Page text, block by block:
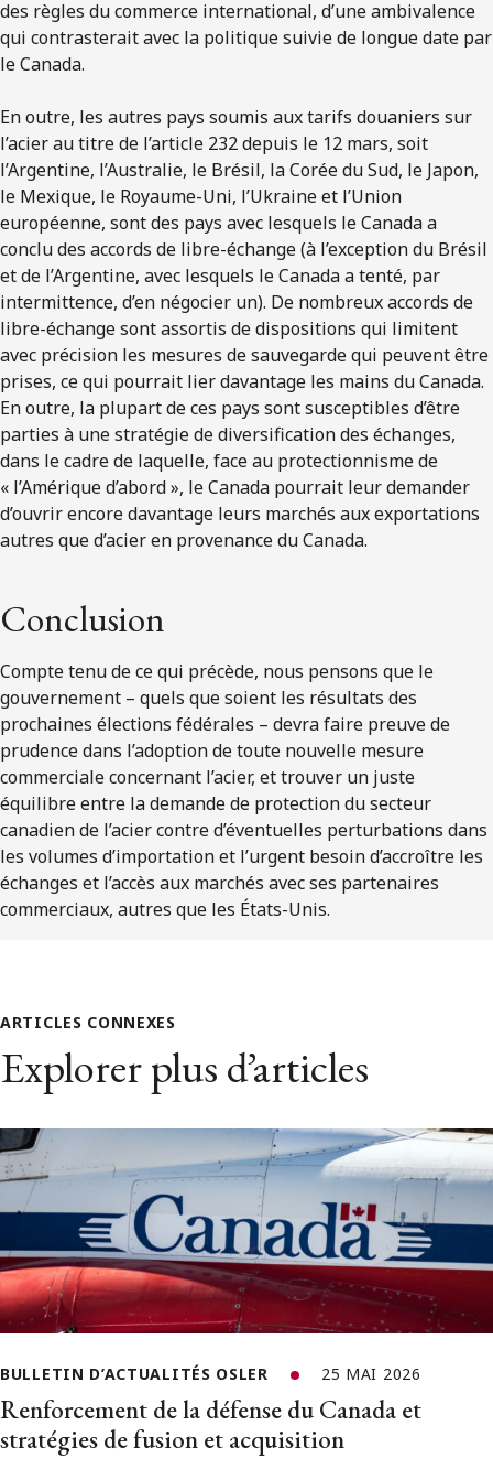
des règles du commerce international, d’une ambivalence
qui contrasterait avec la politique suivie de longue date par
le Canada.
En outre, les autres pays soumis aux tarifs douaniers sur
l’acier au titre de l’article 232 depuis le 12 mars, soit
l’Argentine, l’Australie, le Brésil, la Corée du Sud, le Japon,
le Mexique, le Royaume-Uni, l’Ukraine et l’Union
européenne, sont des pays avec lesquels le Canada a
conclu des accords de libre-échange (à l’exception du Brésil
et de l’Argentine, avec lesquels le Canada a tenté, par
intermittence, d’en négocier un). De nombreux accords de
libre-échange sont assortis de dispositions qui limitent
avec précision les mesures de sauvegarde qui peuvent être
prises, ce qui pourrait lier davantage les mains du Canada.
En outre, la plupart de ces pays sont susceptibles d’être
parties à une stratégie de diversification des échanges,
dans le cadre de laquelle, face au protectionnisme de
« l’Amérique d’abord », le Canada pourrait leur demander
d’ouvrir encore davantage leurs marchés aux exportations
autres que d’acier en provenance du Canada.
Conclusion
Compte tenu de ce qui précède, nous pensons que le
gouvernement – quels que soient les résultats des
prochaines élections fédérales – devra faire preuve de
prudence dans l’adoption de toute nouvelle mesure
commerciale concernant l’acier, et trouver un juste
équilibre entre la demande de protection du secteur
canadien de l’acier contre d’éventuelles perturbations dans
les volumes d’importation et l’urgent besoin d’accroître les
échanges et l’accès aux marchés avec ses partenaires
commerciaux, autres que les États-Unis.
ARTICLES CONNEXES
Explorer plus d’articles
BULLETIN D’ACTUALITÉS OSLER 25 MAI 2026
Renforcement de la défense du Canada et
stratégies de fusion et acquisition